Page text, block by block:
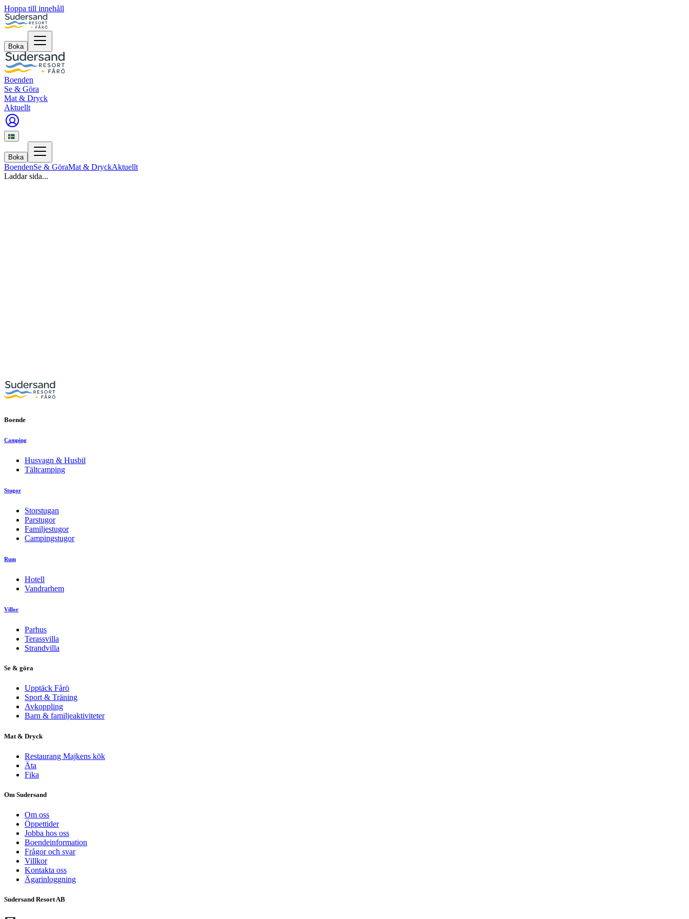
Hoppa till innehåll
Boka
Boenden
Se & Göra
Mat & Dryck
Aktuellt
Boka
BoendenSe & GöraMat & DryckAktuellt
Laddar sida...
Boende
Camping
Husvagn & Husbil
Tältcamping
Stugor
Storstugan
Parstugor
Familjestugor
Campingstugor
Rum
Hotell
Vandrarhem
Villor
Parhus
Terassvilla
Strandvilla
Se & göra
Upptäck Fårö
Sport & Träning
Avkoppling
Barn & familjeaktiviteter
Mat & Dryck
Restaurang Majkens kök
Äta
Fika
Om Sudersand
Om oss
Öppettider
Jobba hos oss
Boendeinformation
Frågor och svar
Villkor
Kontakta oss
Ägarinloggning
Sudersand Resort AB